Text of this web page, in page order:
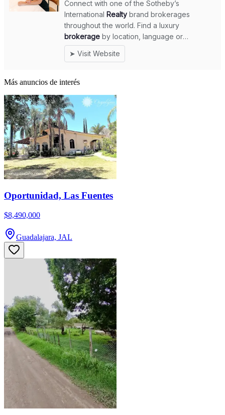
Más anuncios de interés
Oportunidad, Las Fuentes
$8,490,000
Guadalajara, JAL